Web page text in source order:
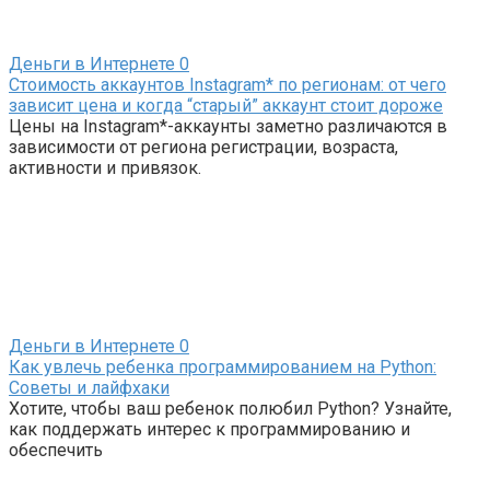
Деньги в Интернете 0
Стоимость аккаунтов Instagram* по регионам: от чего
зависит цена и когда “старый” аккаунт стоит дороже
Цены на Instagram*-аккаунты заметно различаются в
зависимости от региона регистрации, возраста,
активности и привязок.
Деньги в Интернете 0
Как увлечь ребенка программированием на Python:
Советы и лайфхаки
Хотите, чтобы ваш ребенок полюбил Python? Узнайте,
как поддержать интерес к программированию и
обеспечить